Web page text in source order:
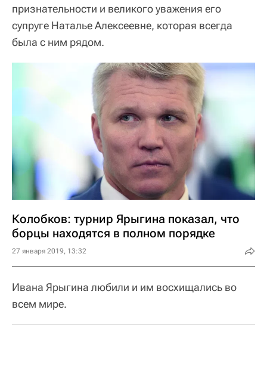
признательности и великого уважения его
супруге Наталье Алексеевне, которая всегда
была с ним рядом.
Колобков: турнир Ярыгина показал, что
борцы находятся в полном порядке
27 января 2019, 13:32
Ивана Ярыгина любили и им восхищались во
всем мире.